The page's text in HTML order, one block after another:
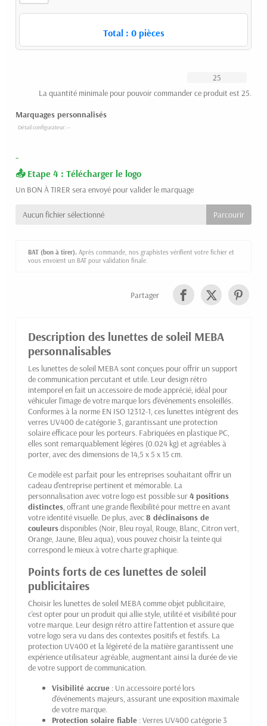
Total : 0pièces
La quantité minimale pour pouvoir commander ce produit est 25.
Marquages personnalisés
-
Etape 4 : Télécharger le logo
Un BON À TIRER sera envoyé pour valider le marquage
Aucun fichier sélectionné
BAT (bon à tirer). Après commande, nos graphistes vérifient votre fichier et
vous envoient un BAT pour validation finale.
Partager
Description des lunettes de soleil MEBA
personnalisables
Les lunettes de soleil MEBA sont conçues pour offrir un support
de communication percutant et utile. Leur design rétro
intemporel en fait un accessoire de mode apprécié, idéal pour
véhiculer l'image de votre marque lors d'événements ensoleillés.
Conformes à la norme EN ISO 12312-1, ces lunettes intègrent des
verres UV400 de catégorie 3, garantissant une protection
solaire efficace pour les porteurs. Fabriquées en plastique PC,
elles sont remarquablement légères (0.024 kg) et agréables à
porter, avec des dimensions de 14,5 x 5 x 15 cm.
Ce modèle est parfait pour les entreprises souhaitant offrir un
cadeau d'entreprise pertinent et mémorable. La
personnalisation avec votre logo est possible sur4 positions
distinctes, offrant une grande flexibilité pour mettre en avant
votre identité visuelle. De plus, avec8 déclinaisons de
couleursdisponibles (Noir, Bleu royal, Rouge, Blanc, Citron vert,
Orange, Jaune, Bleu aqua), vous pouvez choisir la teinte qui
correspond le mieux à votre charte graphique.
Points forts de ces lunettes de soleil
publicitaires
Choisir les lunettes de soleil MEBA comme objet publicitaire,
c'est opter pour un produit qui allie style, utilité et visibilité pour
votre marque. Leur design rétro attire l'attention et assure que
votre logo sera vu dans des contextes positifs et festifs. La
protection UV400 et la légèreté de la matière garantissent une
expérience utilisateur agréable, augmentant ainsi la durée de vie
de votre support de communication.
Visibilité accrue : Un accessoire porté lors
d'événements majeurs, assurant une exposition maximale
de votre marque.
Protection solaire fiable : Verres UV400 catégorie 3